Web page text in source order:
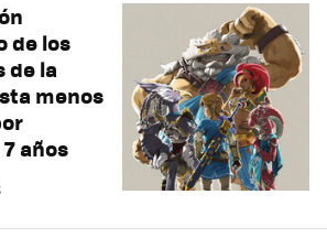
de los
de la
menos
años